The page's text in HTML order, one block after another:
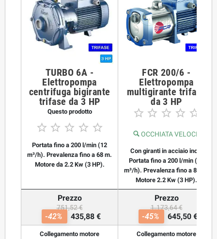
TURBO 6A -
Elettropompa
centrifuga bigirante
trifase da 3 HP
Questo prodotto
    
Portata fino a 200 l/min (12
m³/h). Prevalenza fino a 68 m.
Motore da 2.2 Kw (3 HP).
FCR 200/6 -
Elettropompa
multigirante trifase
da 3 HP
    
OCCHIATA VELOCE
Con giranti in acciaio inox.
Portata fino a 200 l/min (12
m³/h). Prevalenza fino a 87 m.
Motore 2.2 Kw (3 HP).
Prezzo
751,52 €
-42% 435,88 €
Prezzo
1.173,64 €
-45% 645,50 €
Collegamento motore
Collegamento motore